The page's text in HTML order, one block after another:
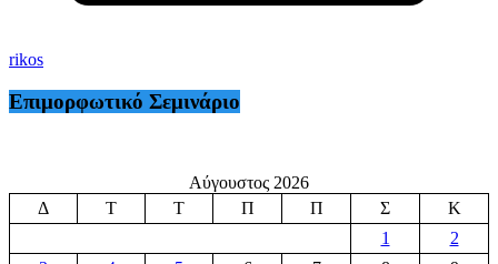
rikos
Επιμορφωτικό Σεμινάριο
Αύγουστος 2026
Δ
Τ Τ Π Π Σ
Κ
1
2